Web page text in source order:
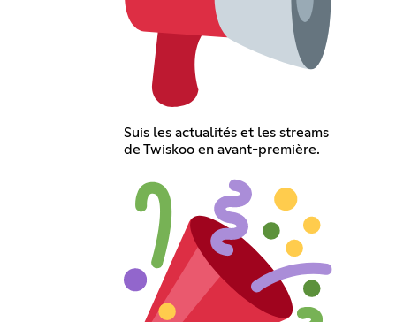
Suis les actualités et les streams
de Twiskoo en avant-première.